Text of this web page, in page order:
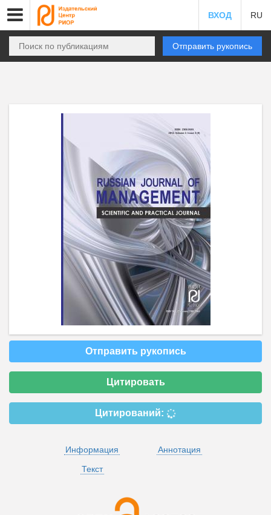
ВХОД RU
Отправить рукопись
Отправить рукопись
Цитировать
Цитирований:
Информация
Аннотация
Текст